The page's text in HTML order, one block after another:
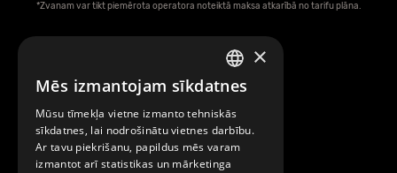
*Zvanam var tikt piemērota operatora noteiktā maksa atkarībā no tarifu plāna.
Par Mobilly
Noteikumi un līgumi
LATVIAN
ENGLISH
×
Mēs izmantojam sīkdatnes
Mūsu tīmekļa vietne izmanto tehniskās
sīkdatnes, lai nodrošinātu vietnes darbību.
Ar tavu piekrišanu, papildus mēs varam
izmantot arī statistikas un mārketinga